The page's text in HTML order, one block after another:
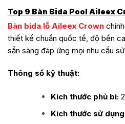
Top 9 Bàn Bida Pool Aileex
Bàn bida lỗ Aileex Crown
thiết kế chuẩn quốc tế, độ bền
sẵn sàng đáp ứng mọi nhu cầu
Thông số kỹ thuật:
Kích thước phủ bì:
Kích thước sử